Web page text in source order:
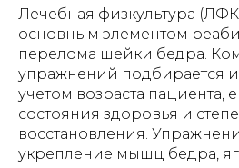
Лечебная физкультура
основным элементом
перелома шейки бедра.
упражнений подбирается
учетом возраста пациента,
состояния здоровья и
восстановления.
укрепление мышц бедра,